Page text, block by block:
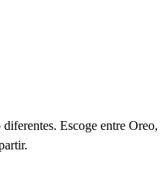
Escoge entre Oreo,